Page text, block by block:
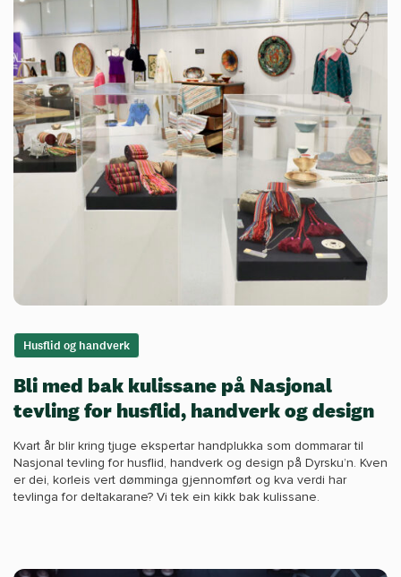
Husflid og handverk
Bli med bak kulissane på Nasjonal
tevling for husflid, handverk og design
Kvart år blir kring tjuge ekspertar handplukka som dommarar til
Nasjonal tevling for husflid, handverk og design på Dyrsku’n. Kven
er dei, korleis vert dømminga gjennomført og kva verdi har
tevlinga for deltakarane? Vi tek ein kikk bak kulissane.